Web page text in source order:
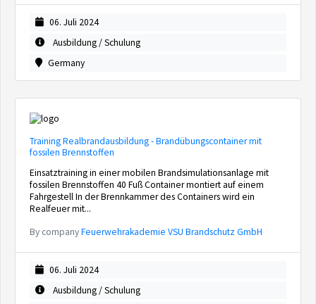
06. Juli 2024
Ausbildung / Schulung
Germany
Training Realbrandausbildung - Brandübungscontainer mit
fossilen Brennstoffen
Einsatztraining in einer mobilen Brandsimulationsanlage mit
fossilen Brennstoffen 40 Fuß Container montiert auf einem
Fahrgestell In der Brennkammer des Containers wird ein
Realfeuer mit...
By companyFeuerwehrakademie VSU Brandschutz GmbH
06. Juli 2024
Ausbildung / Schulung